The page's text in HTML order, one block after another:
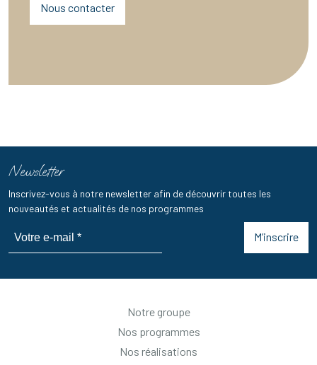
Nous contacter
Newsletter
Inscrivez-vous à notre newsletter afin de découvrir toutes les
nouveautés et actualités de nos programmes
M’inscrire
Notre groupe
Nos programmes
Nos réalisations